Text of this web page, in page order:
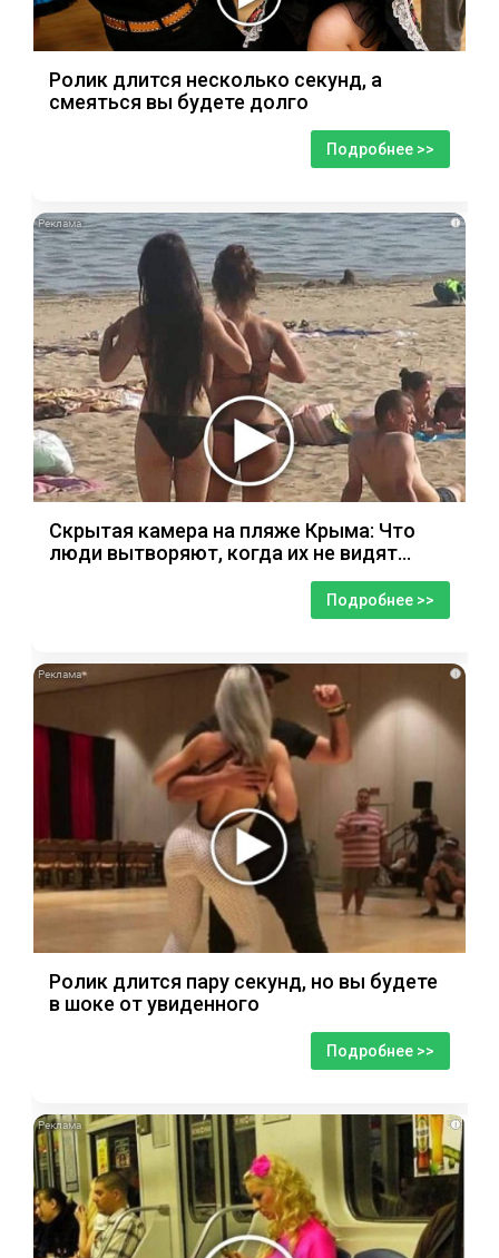
Ролик длится несколько секунд, а
смеяться вы будете долго
Подробнее >>
i
Скрытая камера на пляже Крыма: Что
люди вытворяют, когда их не видят...
Подробнее >>
i
Ролик длится пару секунд, но вы будете
в шоке от увиденного
Подробнее >>
i